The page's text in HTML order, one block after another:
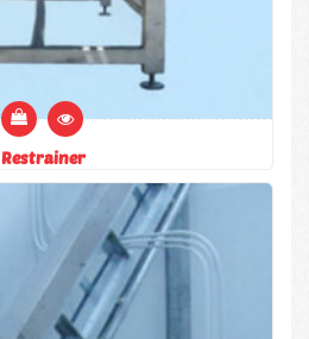
Restrainer